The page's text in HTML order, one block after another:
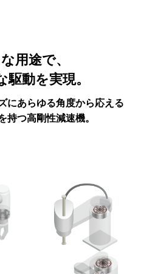
用途で、
駆動を実現。
にあらゆる角度から応える
持つ高剛性減速機。